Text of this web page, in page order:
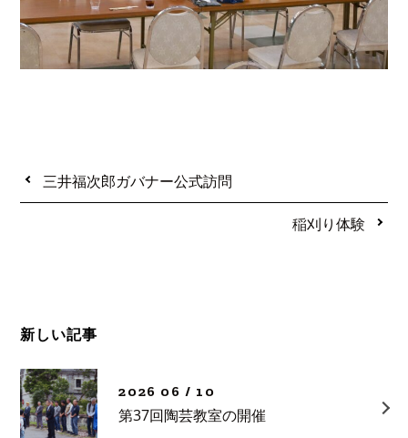
三井福次郎ガバナー公式訪問
稲刈り体験
新しい記事
2026 06 / 10
第37回陶芸教室の開催